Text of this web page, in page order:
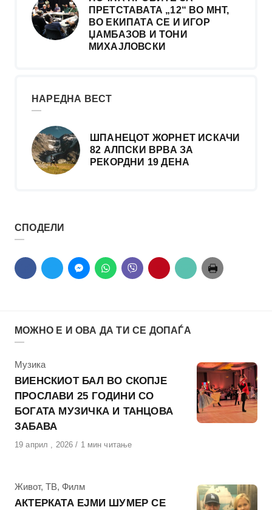
ПРЕТСТАВАТА „12“ ВО МНТ,
ВО ЕКИПАТА СЕ И ИГОР
ЏАМБАЗОВ И ТОНИ
МИХАЈЛОВСКИ
НАРЕДНА ВЕСТ
ШПАНЕЦОТ ЖОРНЕТ ИСКАЧИ
82 АЛПСКИ ВРВА ЗА
РЕКОРДНИ 19 ДЕНА
СПОДЕЛИ
МОЖНО Е И ОВА ДА ТИ СЕ ДОПАЃА
КАтегорија
Музика
ВИЕНСКИОТ БАЛ ВО СКОПЈЕ
ПРОСЛАВИ 25 ГОДИНИ СО
БОГАТА МУЗИЧКА И ТАНЦОВА
ЗАБАВА
Објавено
19 април , 2026 1 мин читање
КАтегорија
Живот, ТВ, Филм
АКТЕРКАТА ЕЈМИ ШУМЕР СЕ